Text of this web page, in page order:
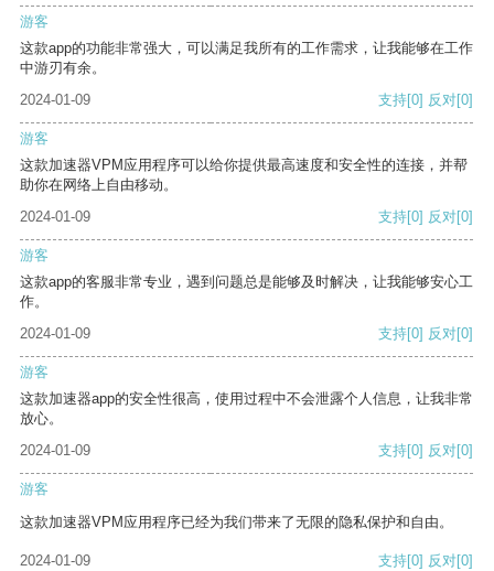
游客
这款app的功能非常强大，可以满足我所有的工作需求，让我能够在工作
中游刃有余。
2024-01-09
支持[0] 反对[0]
游客
这款加速器VPM应用程序可以给你提供最高速度和安全性的连接，并帮
助你在网络上自由移动。
2024-01-09
支持[0] 反对[0]
游客
这款app的客服非常专业，遇到问题总是能够及时解决，让我能够安心工
作。
2024-01-09
支持[0] 反对[0]
游客
这款加速器app的安全性很高，使用过程中不会泄露个人信息，让我非常
放心。
2024-01-09
支持[0] 反对[0]
游客
这款加速器VPM应用程序已经为我们带来了无限的隐私保护和自由。
2024-01-09 支持[0] 反对[0]